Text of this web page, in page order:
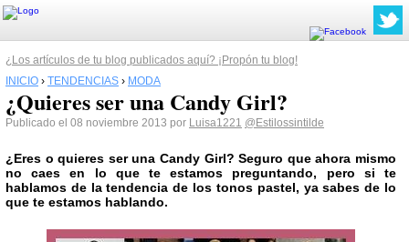
¿Los artículos de tu blog publicados aquí? ¡Propón tu blog!
INICIO › TENDENCIAS › MODA
¿Quieres ser una Candy Girl?
Publicado el 08 noviembre 2013 por Luisa1221 @Estilossintilde
¿Eres o quieres ser una Candy Girl? Seguro que ahora mismo
no caes en lo que te estamos preguntando, pero si te
hablamos de la tendencia de los tonos pastel, ya sabes de lo
que te estamos hablando.